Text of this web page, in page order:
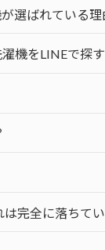
選ばれている理
機をLINEで探
完全に落ちて